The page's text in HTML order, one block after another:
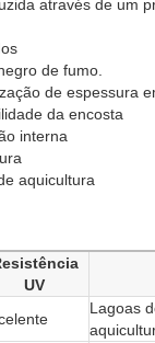
através de um
de fumo.
de espessura
da encosta
interna
aquicultura
UV
Lagoas